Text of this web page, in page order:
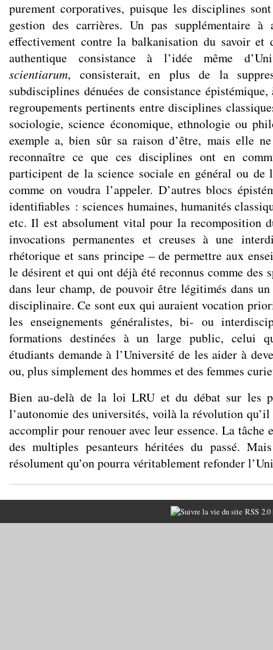
purement corporatives, puisque les disciplines
gestion des carrières. Un pas supplémentaire
effectivement contre la balkanisation du savoir et
authentique consistance à l’idée même
scientiarum, consisterait, en plus de la
subdisciplines dénuées de consistance
regroupements pertinents entre disciplines
sociologie, science économique, ethnologie ou
exemple a, bien sûr sa raison d’être, mais elle
reconnaître ce que ces disciplines ont en
participent de la science sociale en général ou de
comme on voudra l’appeler. D’autres blocs
identifiables : sciences humaines, humanités
etc. Il est absolument vital pour la recomposition
invocations permanentes et creuses à une
rhétorique et sans principe – de permettre aux
le désirent et qui ont déjà été reconnus comme des
dans leur champ, de pouvoir être légitimés dans
disciplinaire. Ce sont eux qui auraient vocation
les enseignements généralistes, bi- ou
formations destinées à un large public, celui
étudiants demande à l’Université de les aider à
ou, plus simplement des hommes et des femmes
Bien au-delà de la loi LRU et du débat sur les
l’autonomie des universités, voilà la révolution
accomplir pour renouer avec leur essence. La tâche
des multiples pesanteurs héritées du passé.
résolument qu’on pourra véritablement refonder
RSS 2.0